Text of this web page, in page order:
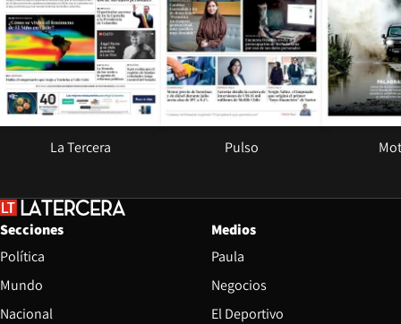
La Tercera Pulso
Secciones
Política
Mundo
Nacional
Medios
Paula
Negocios
El Deportivo